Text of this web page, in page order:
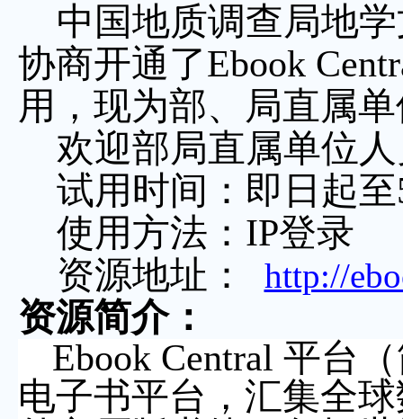
中国地质调查局地
协商开通了Ebook
用，现为部、局直属
欢迎部局直属单位
试用时间：即日起至
使用方法： IP登录
资源地址：
http://
资源简介：
Ebook Central 平台
电子书平台，汇集全